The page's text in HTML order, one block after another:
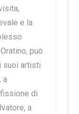
e la
può
suoi artisti
a
di
a